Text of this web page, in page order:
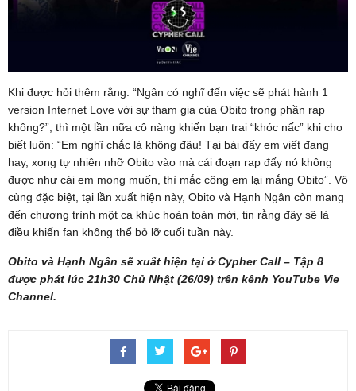
Khi được hỏi thêm rằng: “Ngân có nghĩ đến việc sẽ phát hành 1
version Internet Love với sự tham gia của Obito trong phần rap
không?”, thì một lần nữa cô nàng khiến bạn trai “khóc nấc” khi cho
biết luôn: “Em nghĩ chắc là không đâu! Tại bài đấy em viết đang
hay, xong tự nhiên nhỡ Obito vào mà cái đoạn rap đấy nó không
được như cái em mong muốn, thì mắc công em lại mắng Obito”. Vô
cùng đặc biệt, tại lần xuất hiện này, Obito và Hạnh Ngân còn mang
đến chương trình một ca khúc hoàn toàn mới, tin rằng đây sẽ là
điều khiến fan không thể bỏ lỡ cuối tuần này.
Obito và Hạnh Ngân sẽ xuất hiện tại ở Cypher Call – Tập 8
được phát lúc 21h30 Chủ Nhật (26/09) trên kênh YouTube Vie
Channel.